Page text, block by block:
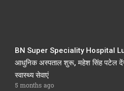
BN Super Speciality Hospital
आधुनिक अस्पताल शुरू, महेश सिंह पटेल
स्वास्थ्य सेवाएं
5 months ago